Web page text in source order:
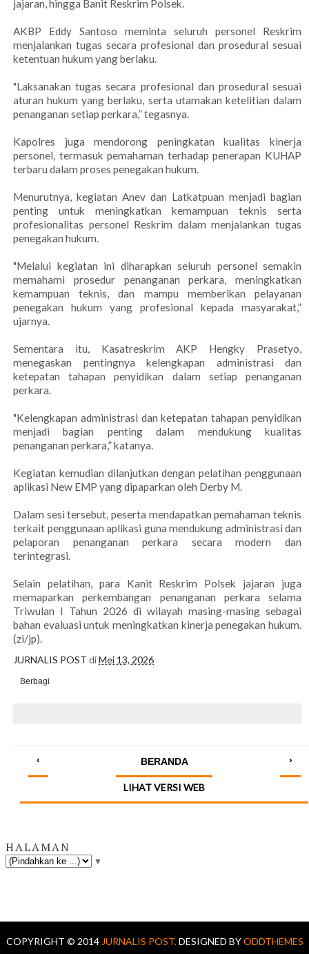
jajaran, hingga Banit Reskrim Polsek.
AKBP Eddy Santoso meminta seluruh personel Reskrim
menjalankan tugas secara profesional dan prosedural sesuai
ketentuan hukum yang berlaku.
"Laksanakan tugas secara profesional dan prosedural sesuai
aturan hukum yang berlaku, serta utamakan ketelitian dalam
penanganan setiap perkara,” tegasnya.
Kapolres juga mendorong peningkatan kualitas kinerja
personel, termasuk pemahaman terhadap penerapan KUHAP
terbaru dalam proses penegakan hukum.
Menurutnya, kegiatan Anev dan Latkatpuan menjadi bagian
penting untuk meningkatkan kemampuan teknis serta
profesionalitas personel Reskrim dalam menjalankan tugas
penegakan hukum.
"Melalui kegiatan ini diharapkan seluruh personel semakin
memahami prosedur penanganan perkara, meningkatkan
kemampuan teknis, dan mampu memberikan pelayanan
penegakan hukum yang profesional kepada masyarakat,”
ujarnya.
Sementara itu, Kasatreskrim AKP Hengky Prasetyo,
menegaskan pentingnya kelengkapan administrasi dan
ketepatan tahapan penyidikan dalam setiap penanganan
perkara.
"Kelengkapan administrasi dan ketepatan tahapan penyidikan
menjadi bagian penting dalam mendukung kualitas
penanganan perkara,” katanya.
Kegiatan kemudian dilanjutkan dengan pelatihan penggunaan
aplikasi New EMP yang dipaparkan oleh Derby M.
Dalam sesi tersebut, peserta mendapatkan pemahaman teknis
terkait penggunaan aplikasi guna mendukung administrasi dan
pelaporan penanganan perkara secara modern dan
terintegrasi.
Selain pelatihan, para Kanit Reskrim Polsek jajaran juga
memaparkan perkembangan penanganan perkara selama
Triwulan I Tahun 2026 di wilayah masing-masing sebagai
bahan evaluasi untuk meningkatkan kinerja penegakan hukum.
(zi/jp).
JURNALIS POST diMei 13, 2026
Berbagi
‹ ›
BERANDA
LIHAT VERSI WEB
HALAMAN
▼
COPYRIGHT © 2014 JURNALIS POST.DESIGNED BYODDTHEMES